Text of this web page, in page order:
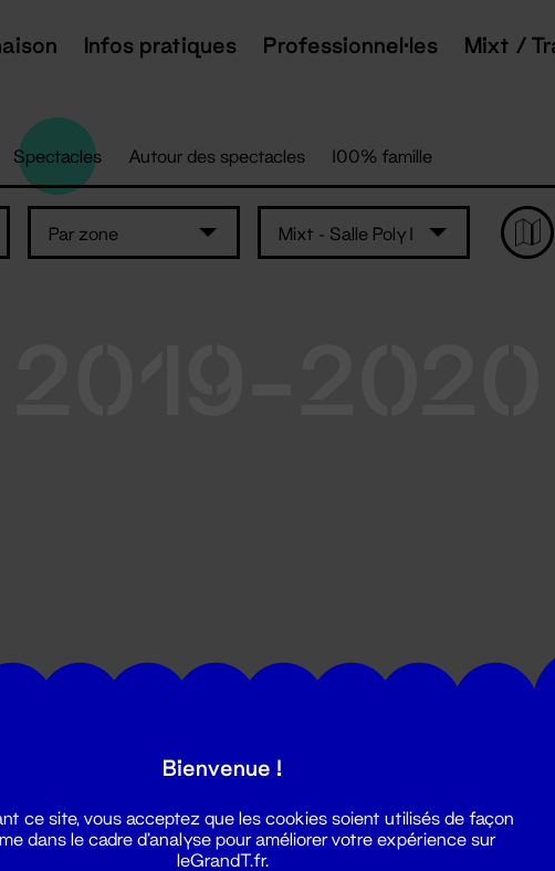
Infos pratiques Professionnel·les Mixt /
Spectacles Autour des spectacles 100% famille
Par zone Mixt - Salle Poly 1
les actualités du Grand T :
Bienvenue !
ce site, vous acceptez que les cookies soient utilisés de façon
dans le cadre d'analyse pour améliorer votre expérience sur
leGrandT.fr.